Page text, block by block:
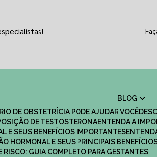
BLOG
DE OBSTETRÍCIA PODE AJUDAR VOCÊ
DE TESTOSTERONA
ENTENDA A
E SEUS BENEFÍCIOS IMPORTANTES
HORMONAL E SEUS PRINCIPAIS BENEFÍCIOS
RISCO: GUIA COMPLETO PARA GESTANTES